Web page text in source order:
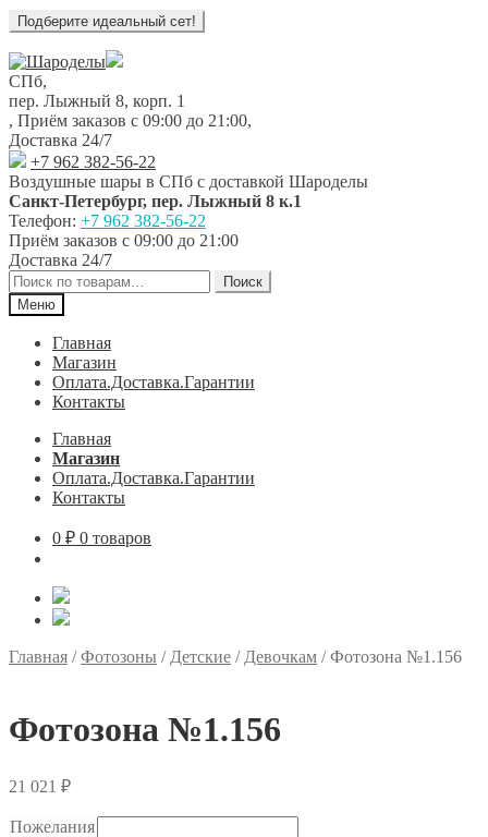
Перейти
к
навигации
Перейти
к
содержимому
СПб,
пер. Лыжный 8, корп. 1
, Приём заказов с 09:00 до 21:00,
Доставка 24/7
+7 962 382-56-22
Воздушные шары в СПб с доставкой Шароделы
Санкт-Петербург, пер. Лыжный 8 к.1
Телефон: +7 962 382-56-22
Приём заказов с 09:00 до 21:00
Доставка 24/7
Искать:
Поиск
Меню
Главная
Магазин
Оплата.Доставка.Гарантии
Контакты
Главная
Магазин
Оплата.Доставка.Гарантии
Контакты
0 ₽ 0 товаров
Главная /Фотозоны / Детские / Девочкам /Фотозона №1.156
Фотозона №1.156
21 021 ₽
Пожелания